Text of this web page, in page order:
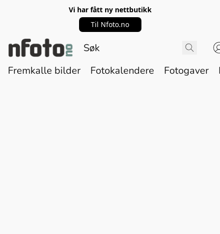
Vi har fått ny nettbutikk
Til Nfoto.no
Fremkalle bilder Fotokalendere Fotogaver